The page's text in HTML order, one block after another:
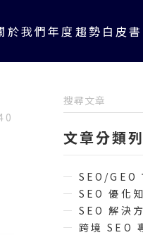
於我們年度趨勢白皮書
文章分類
SEO/GEO
SEO 優化
SEO 解決
跨境 SEO